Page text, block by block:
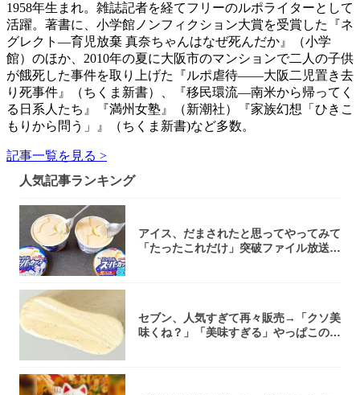
1958年生まれ。雑誌記者を経てフリーのルポライターとして
活躍。著書に、小学館ノンフィクション大賞を受賞した『ネ
グレクト―育児放棄 真奈ちゃんはなぜ死んだか』（小学
館）のほか、2010年の夏に大阪市のマンションで二人の子供
が餓死した事件を取り上げた『ルポ虐待――大阪二児置き去
り死事件』（ちくま新書）、『移民環流―南米から帰ってく
る日系人たち』『満州女塾』（新潮社）『家族幻想「ひきこ
もりから問う」』（ちくま新書)など多数。
記事一覧を見る >
人気記事ランキング
アイス、だまされたと思ってやってみて
「たったこれだけ」突破ファイル放送で
セブン、人気すぎて再々販売→「クソ美
味くね？」「美味すぎる」やっぱこのク